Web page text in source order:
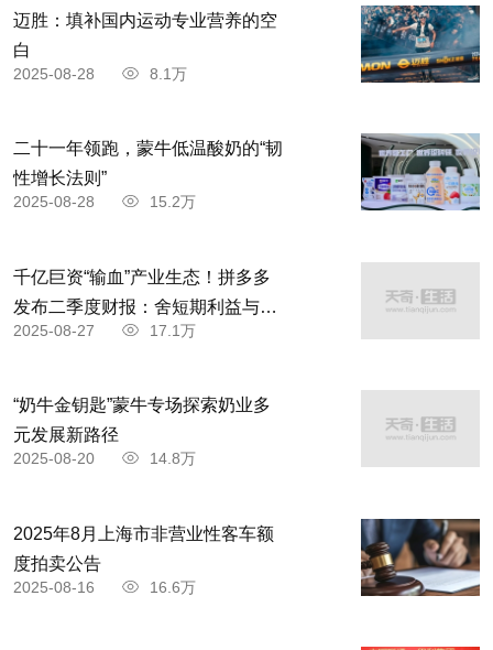
迈胜：填补国内运动专业营养的空
白
2025-08-28 8.1万
二十一年领跑，蒙牛低温酸奶的“韧
性增长法则”
2025-08-28 15.2万
千亿巨资“输血”产业生态！拼多多
发布二季度财报：舍短期利益与商
家共赴高质量发展
2025-08-27 17.1万
“奶牛金钥匙”蒙牛专场探索奶业多
元发展新路径
2025-08-20 14.8万
2025年8月上海市非营业性客车额
度拍卖公告
2025-08-16 16.6万